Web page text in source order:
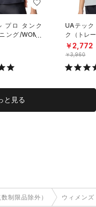
プロ タンク
ング/WOME
UAテック
ク（トレ
N）
￥2,772
￥3,960
と見る
制限品除外） ウィメンズ